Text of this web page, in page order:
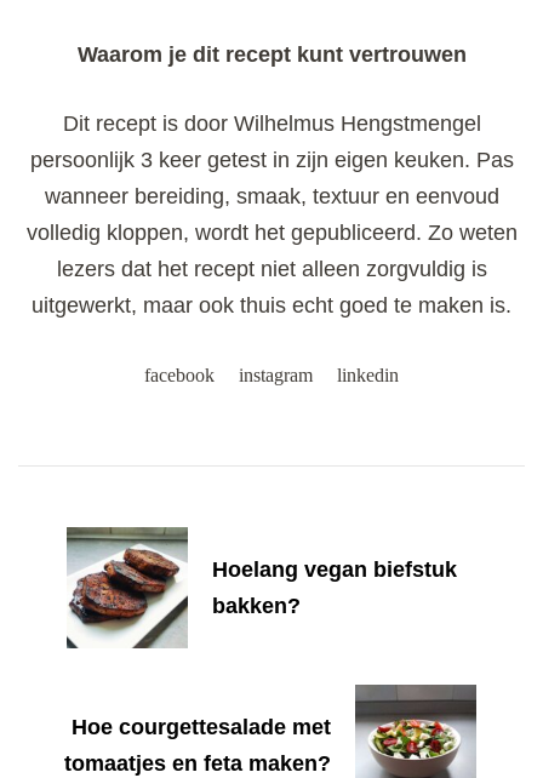
Waarom je dit recept kunt vertrouwen
Dit recept is door Wilhelmus Hengstmengel
persoonlijk 3 keer getest in zijn eigen keuken. Pas
wanneer bereiding, smaak, textuur en eenvoud
volledig kloppen, wordt het gepubliceerd. Zo weten
lezers dat het recept niet alleen zorgvuldig is
uitgewerkt, maar ook thuis echt goed te maken is.
facebook instagram linkedin
Navigation
Hoelang vegan biefstuk
bakken?
Hoe courgettesalade met
tomaatjes en feta maken?